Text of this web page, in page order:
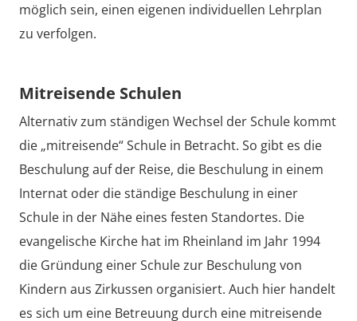
möglich sein, einen eigenen individuellen Lehrplan
zu verfolgen.
Mitreisende Schulen
Alternativ zum ständigen Wechsel der Schule kommt
die „mitreisende“ Schule in Betracht. So gibt es die
Beschulung auf der Reise, die Beschulung in einem
Internat oder die ständige Beschulung in einer
Schule in der Nähe eines festen Standortes. Die
evangelische Kirche hat im Rheinland im Jahr 1994
die Gründung einer Schule zur Beschulung von
Kindern aus Zirkussen organisiert. Auch hier handelt
es sich um eine Betreuung durch eine mitreisende